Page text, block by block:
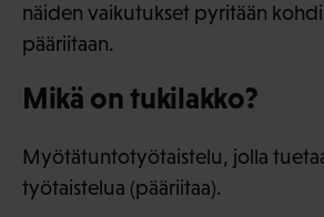
näiden vaikutukset pyritään
pääriitaan.
Mikä on tukilakko?
Myötätuntotyötaistelu, jolla
työtaistelua (pääriitaa).